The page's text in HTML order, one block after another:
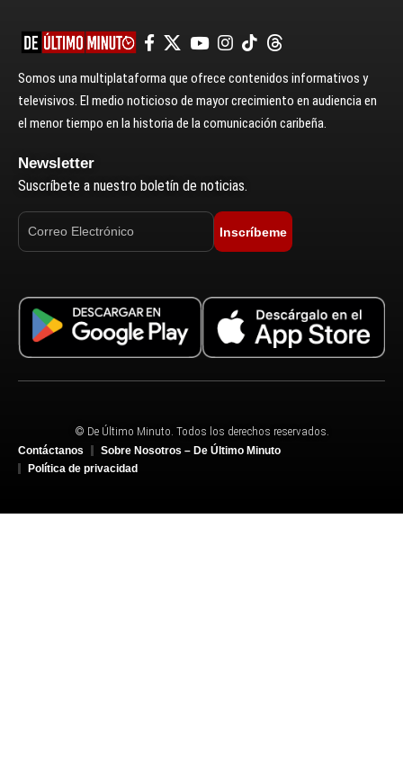
Somos una multiplataforma que ofrece contenidos informativos y
televisivos. El medio noticioso de mayor crecimiento en audiencia en
el menor tiempo en la historia de la comunicación caribeña.
Newsletter
Suscríbete a nuestro boletín de noticias.
Inscríbeme
© De Último Minuto. Todos los derechos reservados.
Contáctanos
Sobre Nosotros – De Último Minuto
Política de privacidad